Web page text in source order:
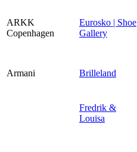
ARKK
Copenhagen
Eurosko | Shoe
Gallery
Armani Brilleland
Fredrik &
Louisa